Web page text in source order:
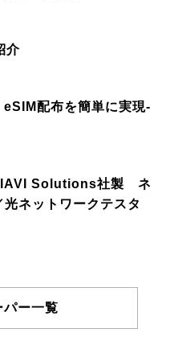
介
eSIM配布を簡単に実現-
Solutions社製 ネ
ネットワークテスタ
パー一覧